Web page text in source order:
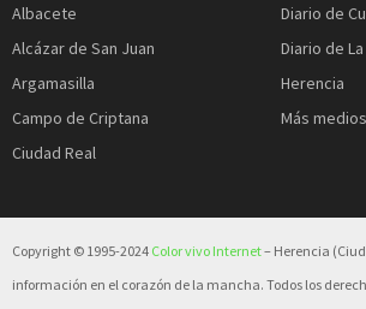
Albacete
Alcázar de San Juan
Argamasilla
Campo de Criptana
Ciudad Real
Diario de
Diario de
Herencia
Más
Copyright © 1995-2024 Color vivo Internet– Herencia
información en el corazón de la mancha. Todos los